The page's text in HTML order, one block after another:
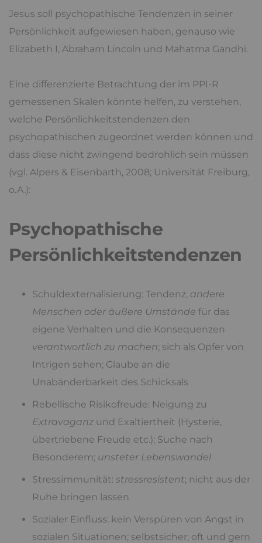
Jesus soll psychopathische Tendenzen in seiner
Persönlichkeit aufgewiesen haben, genauso wie
Elizabeth I, Abraham Lincoln und Mahatma Gandhi.
Eine differenzierte Betrachtung der im PPI-R
gemessenen Skalen könnte helfen, zu verstehen,
welche Persönlichkeitstendenzen den
psychopathischen zugeordnet werden können und
dass diese nicht zwingend bedrohlich sein müssen
(vgl. Alpers & Eisenbarth, 2008; Universität Freiburg,
o.A.):
Psychopathische
Persönlichkeitstendenzen
Schuldexternalisierung: Tendenz, andere
Menschen oder äußere Umstände für das
eigene Verhalten und die Konsequenzen
verantwortlich zu machen; sich als Opfer von
Intrigen sehen; Glaube an die
Unabänderbarkeit des Schicksals
Rebellische Risikofreude: Neigung zu
Extravaganz und Exaltiertheit (Hysterie,
übertriebene Freude etc.); Suche nach
Besonderem; unsteter Lebenswandel
Stressimmunität: stressresistent; nicht aus der
Ruhe bringen lassen
Sozialer Einfluss: kein Verspüren von Angst in
sozialen Situationen; selbstsicher; oft und gern